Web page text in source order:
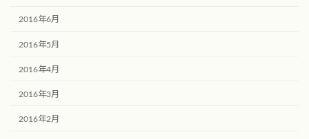
2016年6月
2016年5月
2016年4月
2016年3月
2016年2月